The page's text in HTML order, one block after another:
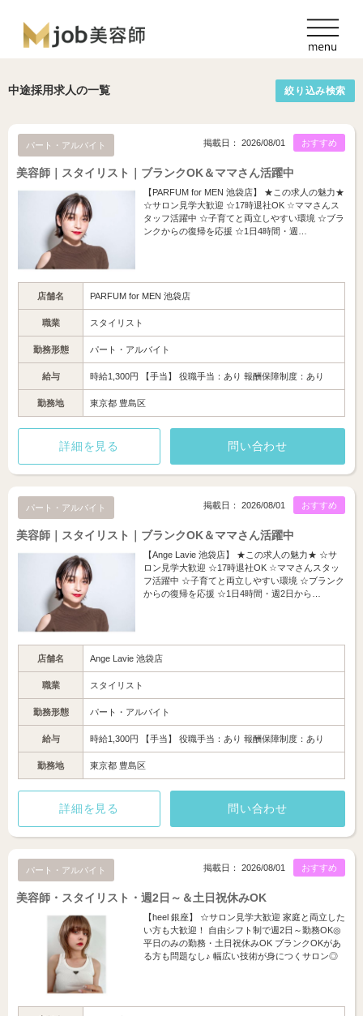
中途採用求人の一覧 絞り込み検索
パート・アルバイト おすすめ
掲載日： 2026/08/01
美容師｜スタイリスト｜ブランクOK＆ママさん活躍中
【PARFUM for MEN 池袋店】 ★この求人の魅力★
☆サロン見学大歓迎 ☆17時退社OK ☆ママさんス
タッフ活躍中 ☆子育てと両立しやすい環境 ☆ブラ
ンクからの復帰を応援 ☆1日4時間・週…
店舗名 PARFUM for MEN 池袋店
職業 スタイリスト
勤務形態 パート・アルバイト
給与 時給1,300円 【手当】 役職手当：あり 報酬保障制度：あり
勤務地 東京都 豊島区
詳細を見る 問い合わせ
パート・アルバイト おすすめ
掲載日： 2026/08/01
美容師｜スタイリスト｜ブランクOK＆ママさん活躍中
【Ange Lavie 池袋店】 ★この求人の魅力★ ☆サ
ロン見学大歓迎 ☆17時退社OK ☆ママさんスタッ
フ活躍中 ☆子育てと両立しやすい環境 ☆ブランク
からの復帰を応援 ☆1日4時間・週2日から…
店舗名 Ange Lavie 池袋店
職業 スタイリスト
勤務形態 パート・アルバイト
給与 時給1,300円 【手当】 役職手当：あり 報酬保障制度：あり
勤務地 東京都 豊島区
詳細を見る 問い合わせ
パート・アルバイト おすすめ
掲載日： 2026/08/01
美容師・スタイリスト・週2日～＆土日祝休みOK
【heel 銀座】 ☆サロン見学大歓迎 家庭と両立した
い方も大歓迎！ 自由シフト制で週2日～勤務OK◎
平日のみの勤務・土日祝休みOK ブランクOKがあ
る方も問題なし♪ 幅広い技術が身につくサロン◎